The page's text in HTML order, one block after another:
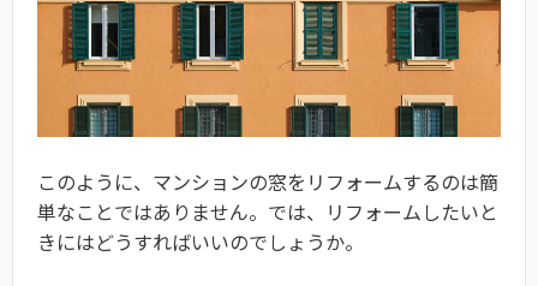
このように、マンションの窓をリフォームするのは簡
単なことではありません。では、リフォームしたいと
きにはどうすればいいのでしょうか。